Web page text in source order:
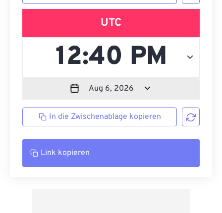
UTC
In die Zwischenablage kopieren
Link kopieren